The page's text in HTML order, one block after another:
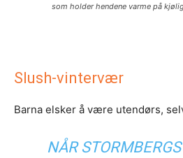
som holder hendene varme på
Slush-vintervær
Barna elsker å være utendørs,
NÅR